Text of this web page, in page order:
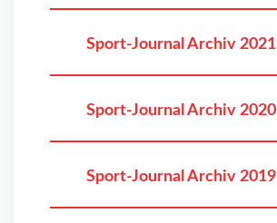
Sport-Journal Archiv 2021
Sport-Journal Archiv 2020
Sport-Journal Archiv 2019